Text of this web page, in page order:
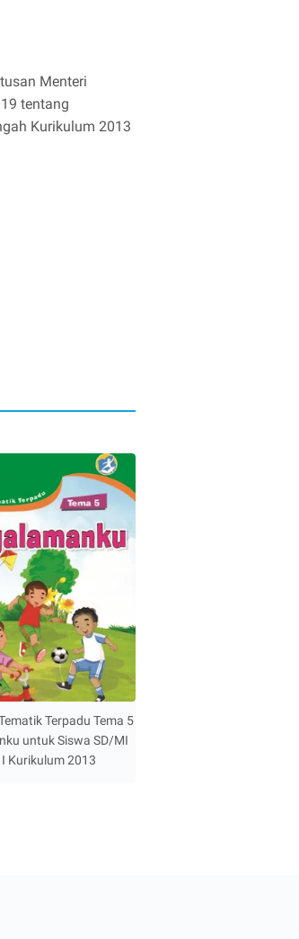
Menteri
tentang
Kurikulum 2013
Terpadu Tema 5
untuk Siswa SD/MI
I Kurikulum 2013